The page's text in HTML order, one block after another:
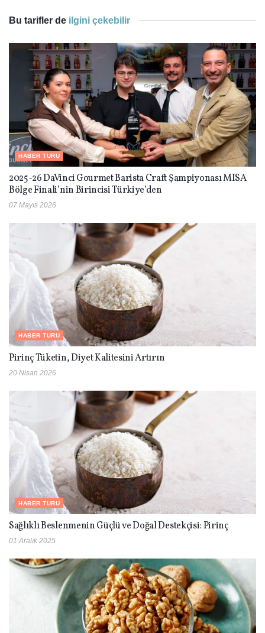
Bu tarifler de ilgini çekebilir
HABER TURU
2025-26 DaVinci Gourmet Barista Craft Şampiyonası MISA
Bölge Finali’nin Birincisi Türkiye’den
07 Mayıs 2026
HABER TURU
Pirinç Tüketin, Diyet Kalitesini Artırın
20 Nisan 2026
HABER TURU
Sağlıklı Beslenmenin Güçlü ve Doğal Destekçisi: Pirinç
01 Aralık 2025